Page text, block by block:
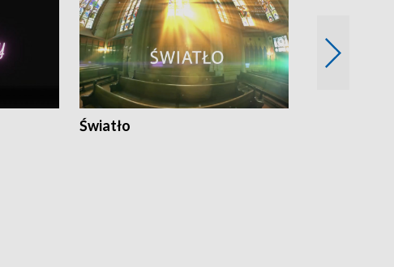
Światło